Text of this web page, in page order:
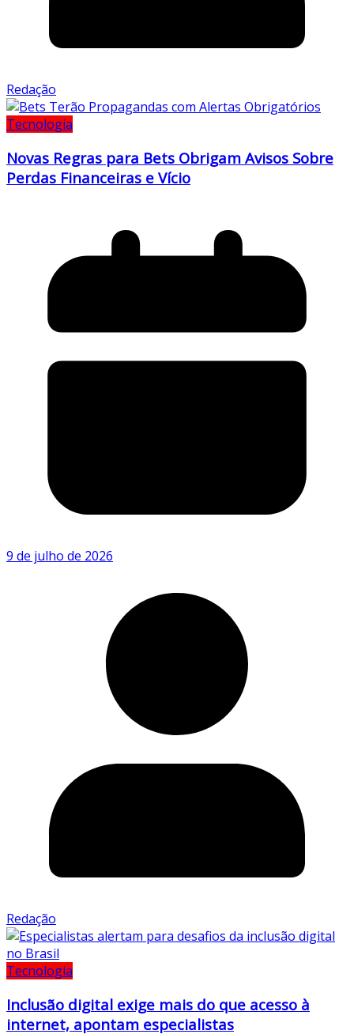
Redação
Tecnologia
Novas Regras para Bets Obrigam Avisos Sobre
Perdas Financeiras e Vício
9 de julho de 2026
Redação
Tecnologia
Inclusão digital exige mais do que acesso à
internet, apontam especialistas